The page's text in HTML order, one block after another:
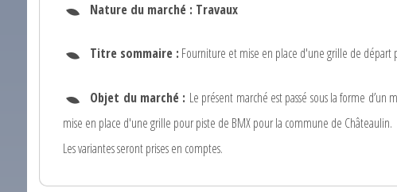
Nature du marché : Travaux
Titre sommaire : Fourniture et mise en place d'une grille de départ
Objet du marché : Le présent marché est passé sous la forme
mise en place d'une grille pour piste de BMX pour la commune de Châteaulin.
Les variantes seront prises en comptes.